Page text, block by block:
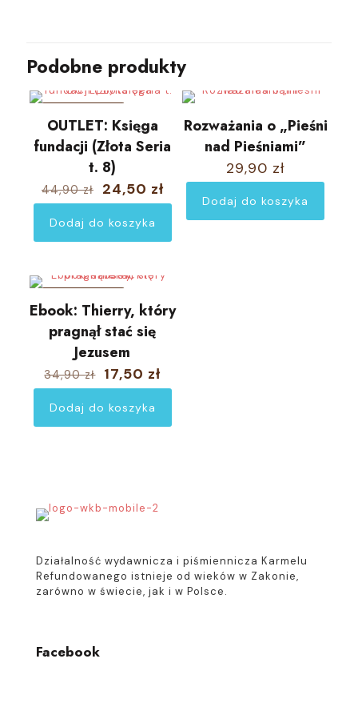
Podobne produkty
OUTLET: Księga
fundacji (Złota Seria
t. 8)
44,90zł Pierwotna
cena
wynosiła:
44,90 zł.
24,50 złAktualna
cena
wynosi:
Dodaj do koszyka
Rozważania o „Pieśni
nad Pieśniami”
29,90 zł
Dodaj do koszyka
Ebook: Thierry, który
pragnął stać się
Jezusem
34,90zł Pierwotna
cena
wynosiła:
34,90 zł.
17,50 złAktualna
cena
Dodaj do koszyka
Działalność wydawnicza i piśmiennicza Karmelu
Refundowanego istnieje od wieków w Zakonie,
zarówno w świecie, jak i w Polsce.
Facebook